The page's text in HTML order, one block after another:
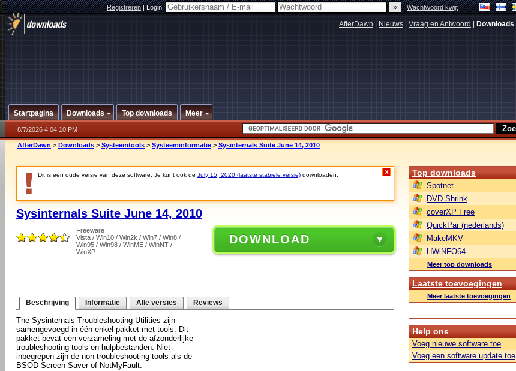
Registreren|Login: |Wachtwoord kwijt
AfterDawn Nieuws Vraag en Antwoord Downloads
Startpagina Downloads Top downloads Meer
8/7/2026 4:04:10 PM
AfterDawn > Downloads > Systeemtools > Systeeminformatie > Sysinternals Suite June 14, 2010
Dit is een oude versie van deze software. Je kunt ook de July 15, 2020 (laatste stabiele versie) downloaden. X
Sysinternals Suite June 14, 2010
Freeware
Vista / Win10 / Win2k / Win7 / Win8 /
Win95 / Win98 / WinME / WinNT /
WinXP
DOWNLOAD
Beschrijving Informatie Alle versies Reviews
The Sysinternals Troubleshooting Utilities zijn
samengevoegd in één enkel pakket met tools. Dit
pakket bevat een verzameling met de afzonderlijke
troubleshooting tools en hulpbestanden. Niet
inbegrepen zijn de non-troubleshooting tools als de
BSOD Screen Saver of NotMyFault.
Top downloads
Spotnet
DVD Shrink
coverXP Free
QuickPar (nederlands)
MakeMKV
HWiNFO64
Meer top downloads
Laatste toevoegingen
Meer laatste toevoegingen
Help ons
Voeg nieuwe software toe
Voeg een software update toe